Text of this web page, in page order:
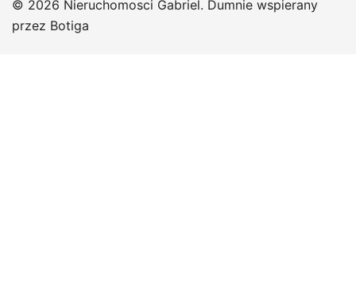
© 2026 Nieruchomosci Gabriel. Dumnie wspierany
przez Botiga